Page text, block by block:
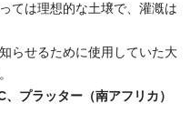
ては理想的な土壌で、灌漑は
らせるために使用していた大
プラッター（南アフリカ）